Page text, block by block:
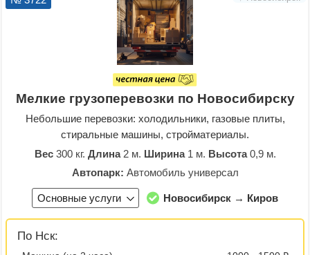
Мелкие грузоперевозки по Новосибирску
Небольшие перевозки: холодильники, газовые плиты,
стиральные машины, стройматериалы.
Вес300 кг. Длина2 м. Ширина1 м. Высота0,9 м.
Автопарк: Автомобиль универсал
Основные услуги Новосибирск → Киров
По Нск: